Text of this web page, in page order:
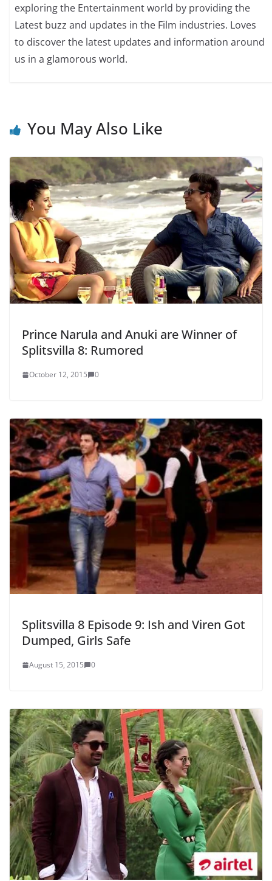
exploring the Entertainment world by providing the
Latest buzz and updates in the Film industries. Loves
to discover the latest updates and information around
us in a glamorous world.
You May Also Like
Prince Narula and Anuki are Winner of
Splitsvilla 8: Rumored
October 12, 2015 0
Splitsvilla 8 Episode 9: Ish and Viren Got
Dumped, Girls Safe
August 15, 2015 0